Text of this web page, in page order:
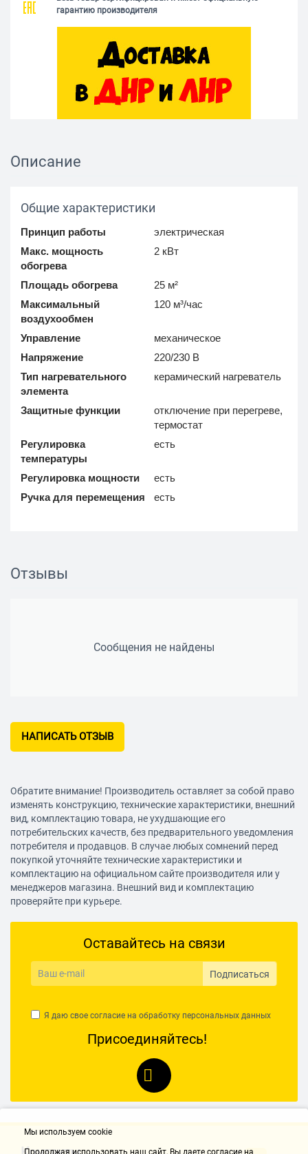
гарантию производителя
Описание
Общие характеристики
Принцип работы
электрическая
Макс. мощность
обогрева
2 кВт
Площадь обогрева
25 м²
Максимальный
воздухообмен
120 м³/час
Управление
механическое
Напряжение
220/230 В
Тип нагревательного
элемента
керамический нагреватель
Защитные функции
отключение при перегреве,
термостат
Регулировка
температуры
есть
Регулировка мощности
есть
Ручка для перемещения
есть
Гарантийный срок
Отзывы
Сообщения не найдены
НАПИСАТЬ ОТЗЫВ
Обратите внимание! Производитель оставляет за собой право
изменять конструкцию, технические характеристики, внешний
вид, комплектацию товара, не ухудшающие его
потребительских качеств, без предварительного уведомления
потребителя и продавцов. В случае любых сомнений перед
покупкой уточняйте технические характеристики и
комплектацию на официальном сайте производителя или у
менеджеров магазина. Внешний вид и комплектацию
проверяйте при курьере.
Оставайтесь на связи
Подписаться
Я даю свое согласие на обработку персональных данных
Присоединяйтесь!
Мы используем cookie
Продолжая использовать наш cайт, Вы даете согласие на